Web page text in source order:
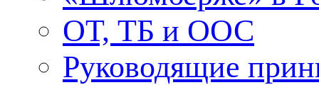
ОТ, ТБ и ООС
Руководящие